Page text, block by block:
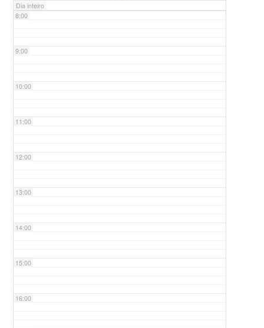
Dia inteiro
8:00
9:00
10:00
11:00
12:00
13:00
14:00
15:00
16:00